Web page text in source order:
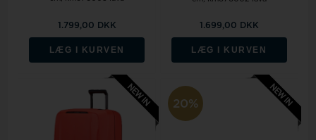
1.799,00 DKK
LÆG I KURVEN
1.699,00 DKK
LÆG I KURVEN
20%